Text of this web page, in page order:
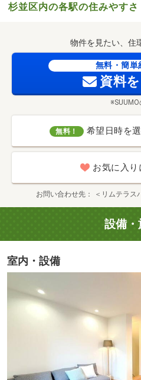
杉並区内の各駅の住みやすさ
物件を見たい、住
無料・簡単
資料
無料！ 希望日時を
お気に入り
お問い合わせ先 ＜リムテラス
設備・
室内・設備